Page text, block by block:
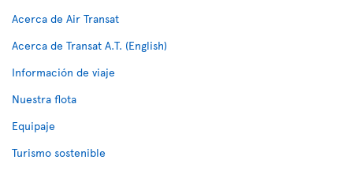
Acerca de Air Transat
Acerca de Transat A.T. (English)
Información de viaje
Nuestra flota
Equipaje
Turismo sostenible